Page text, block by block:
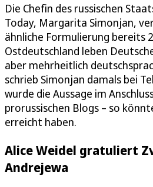
Die Chefin des russischen
Today, Margarita Simonjan,
ähnliche Formulierung bereits
Ostdeutschland leben
aber mehrheitlich
schrieb Simonjan damals bei
wurde die Aussage im
prorussischen Blogs – so
erreicht haben.
Alice Weidel gratuliert
Andrejewa